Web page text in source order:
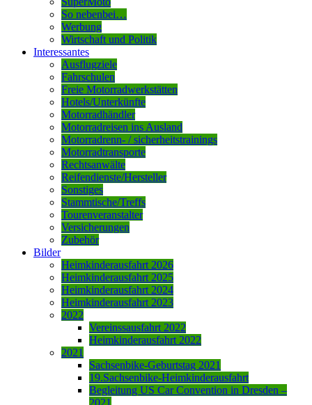
So nebenbei…
Werbung
Wirtschaft und Politik
Interessantes
Ausflugziele
Fahrschulen
Freie Motorradwerkstätten
Hotels/Unterkünfte
Motorradhändler
Motorradreisen ins Ausland
Motorradrenn- / sicherheitstrainings
Motorradtransporte
Rechtsanwälte
Reifendienste/Hersteller
Sonstiges
Stammtische/Treffs
Tourenveranstalter
Versicherungen
Zubehör
Bilder
Heimkinderausfahrt 2026
Heimkinderausfahrt 2025
Heimkinderausfahrt 2024
Heimkinderausfahrt 2023
2022
Vereinssausfahrt 2022
Heimkinderausfahrt 2022
2021
Sachsenbike-Geburtstag 2021
19.Sachsenbike-Heimkinderausfahrt
Begleitung US Car Convention in Dresden –
2021